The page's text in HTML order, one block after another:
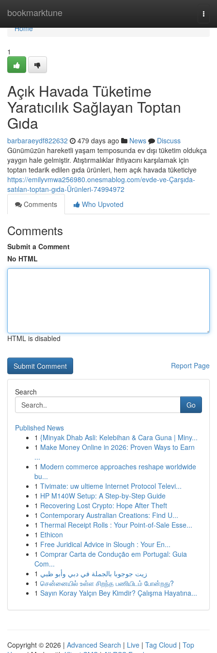
bookmarktune
Home
Home
1
Açık Havada Tüketime
Yaratıcılık Sağlayan Toptan
Gıda
barbaraeydf822632 479 days ago News
Discuss
Günümüzün hareketli yaşam temposunda ev dışı tüketim oldukça
yaygın hale gelmiştir. Atıştırmalıklar ihtiyacını karşılamak için
toptan tedarik edilen gıda ürünleri, hem açık havada tüketiciye
https://emilyvmwa256980.onesmablog.com/evde-ve-Çarşıda-
satılan-toptan-gıda-Ürünleri-74994972
Comments
Who Upvoted
Comments
Submit a Comment
No HTML
HTML is disabled
Report Page
Search
Go
Published News
1 {Minyak Dhab Asli: Kelebihan & Cara Guna | Miny...
1 Make Money Online in 2026: Proven Ways to Earn
...
1 Modern commerce approaches reshape worldwide
bu...
1 Tivimate: uw ultieme Internet Protocol Televi...
1 HP M140W Setup: A Step-by-Step Guide
1 Recovering Lost Crypto: Hope After Theft
1 Contemporary Australian Creations: Find U...
1 Thermal Receipt Rolls : Your Point-of-Sale Esse...
1 Ethicon
1 Free Juridical Advice in Slough : Your En...
1 Comprar Carta de Condução em Portugal: Guia
Com...
1 زيت جوجوبا بالجملة في دبي وأبو ظبي
1 சென்னையில் உள்ள சிறந்த பணியிடம் போன்றது?
1 Sayın Koray Yalçın Bey Kimdir? Çalışma Hayatına...
Copyright © 2026 | Advanced Search | Live | Tag Cloud | Top